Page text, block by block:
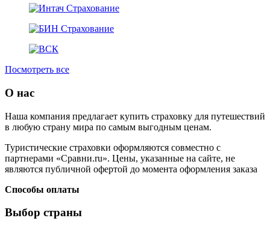
Посмотреть все
О нас
Наша компания предлагает купить страховку для путешествий
в любую страну мира по самым выгодным ценам.
Туристические страховки оформляются совместно с
партнерами «Сравни.ru». Цены, указанные на сайте, не
являются публичной офертой до момента оформления заказа
Способы оплаты
Выбор страны